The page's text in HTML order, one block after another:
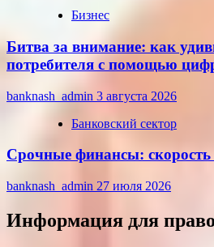
Бизнес
Битва за внимание: как
потребителя с помощью
banknash_admin 3 августа 2026
Банковский сектор
Срочные финансы: скорость
banknash_admin 27 июля 2026
Информация для